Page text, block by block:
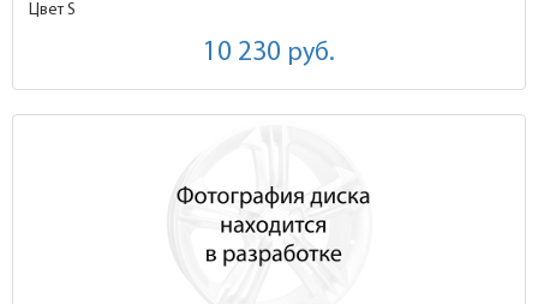
Цвет S
10 230 руб.